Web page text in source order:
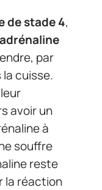
de stade 4,
adrénaline
par
cuisse.
avoir un
à
souffre
reste
la réaction